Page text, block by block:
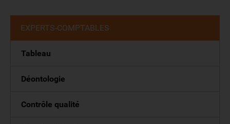
EXPERTS-COMPTABLES
Tableau
Déontologie
Contrôle qualité